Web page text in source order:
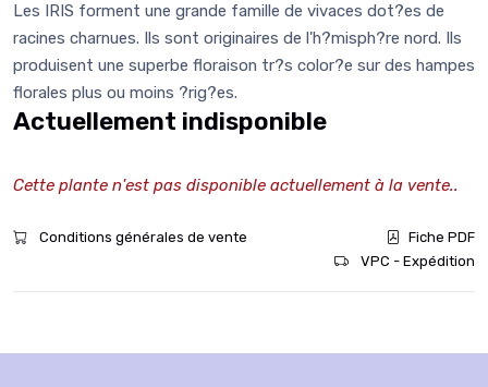
Les IRIS forment une grande famille de vivaces dot?es de
racines charnues. Ils sont originaires de l'h?misph?re nord. Ils
produisent une superbe floraison tr?s color?e sur des hampes
florales plus ou moins ?rig?es.
Actuellement indisponible
Cette plante n'est pas disponible actuellement à la vente..
Conditions générales de vente
Fiche PDF
VPC - Expédition